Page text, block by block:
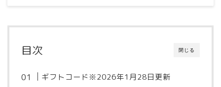
閉じる
目次
ギフトコード※2026年1月28日更新